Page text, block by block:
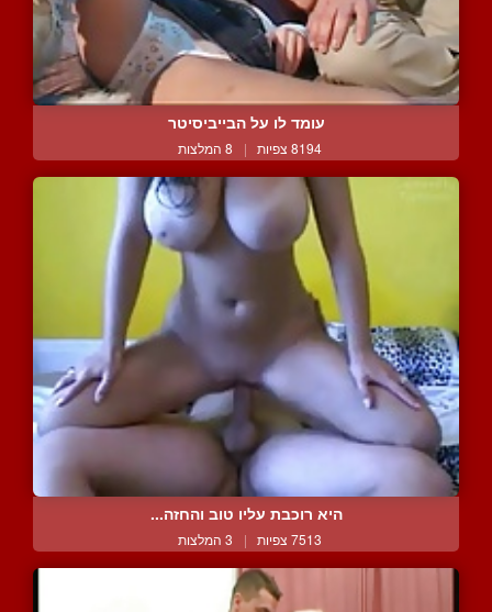
עומד לו על הבייביסיטר
8194 צפיות | 8 המלצות
היא רוכבת עליו טוב והחזה...
7513 צפיות | 3 המלצות